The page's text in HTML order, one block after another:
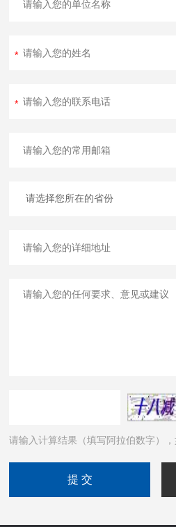
请输入计算结果（填写阿拉伯数字）